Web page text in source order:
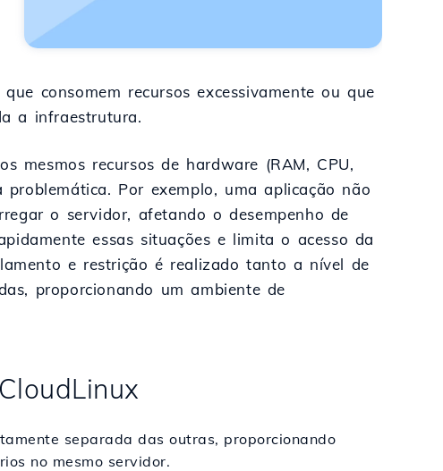
consomem recursos excessivamente ou que
a infraestrutura.
mesmos recursos de hardware (RAM, CPU,
Por exemplo, uma aplicação não
o servidor, afetando o desempenho de
essas situações e limita o acesso da
e restrição é realizado tanto a nível de
proporcionando um ambiente de
separada das outras, proporcionando
no mesmo servidor.